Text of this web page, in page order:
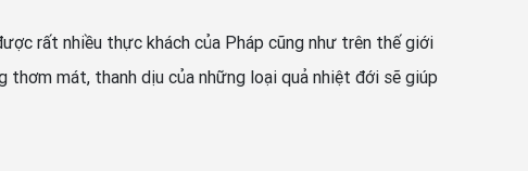
rất nhiều thực khách của Pháp cũng như trên thế giới
mát, thanh dịu của những loại quả nhiệt đới sẽ giúp